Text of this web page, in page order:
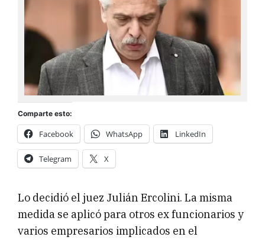
Comparte esto:
Facebook WhatsApp LinkedIn
Telegram X
Lo decidió el juez Julián Ercolini. La misma
medida se aplicó para otros ex funcionarios y
varios empresarios implicados en el